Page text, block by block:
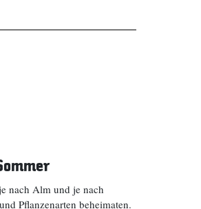
nach Alm und je nach
Pflanzenarten beheimaten.